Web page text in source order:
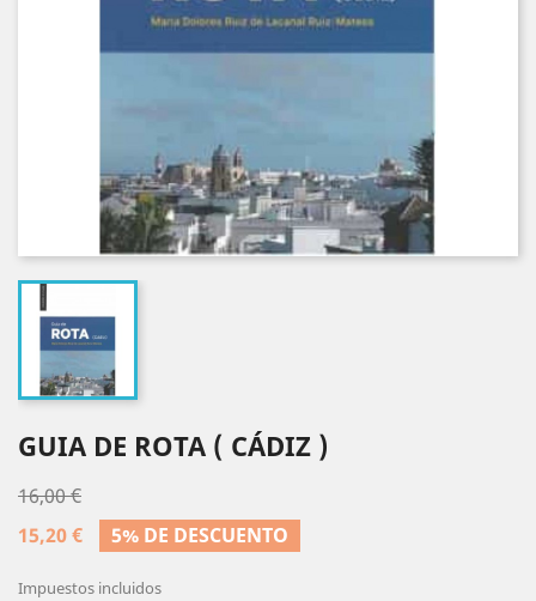
GUIA DE ROTA ( CÁDIZ )
16,00 €
15,20 €
5% DE DESCUENTO
Impuestos incluidos